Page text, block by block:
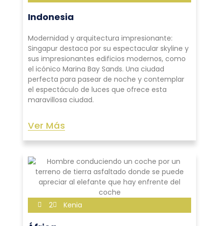
Indonesia
Modernidad y arquitectura impresionante:
Singapur destaca por su espectacular skyline y
sus impresionantes edificios modernos, como
el icónico Marina Bay Sands. Una ciudad
perfecta para pasear de noche y contemplar
el espectáculo de luces que ofrece esta
maravillosa ciudad.
Ver Más
2 Kenia